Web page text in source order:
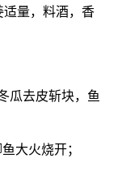
量，料酒，香
瓜去皮斩块，鱼
大火烧开；